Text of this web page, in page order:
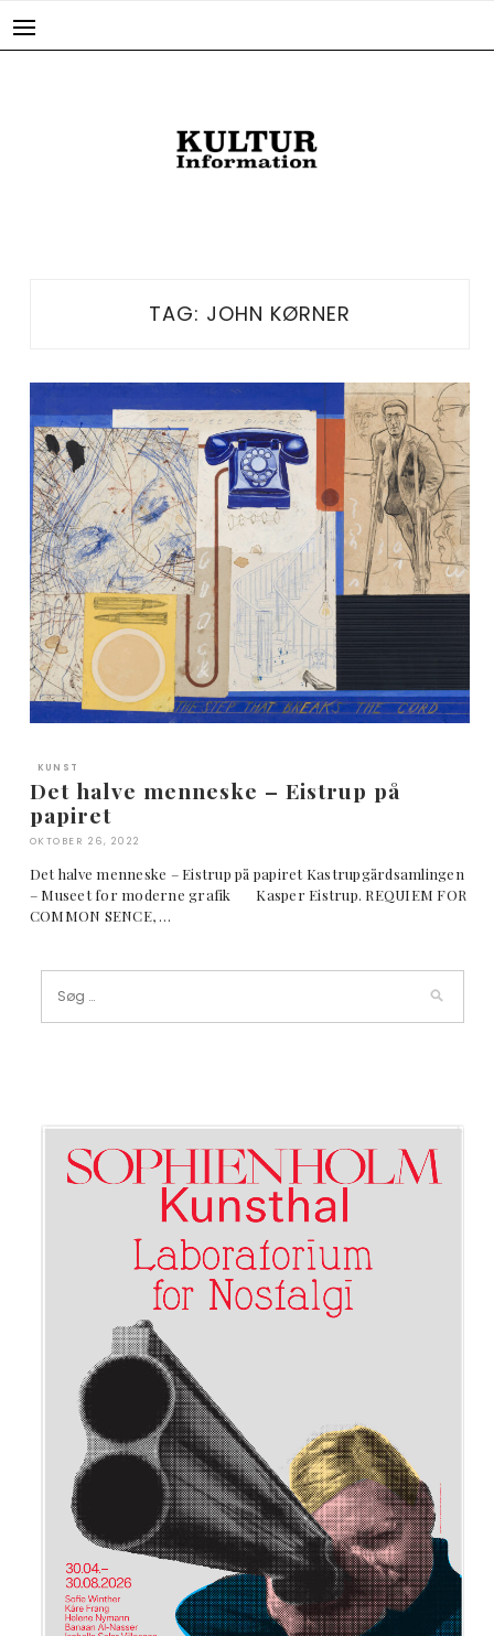
TAG: JOHN KØRNER
KUNST
Det halve menneske – Eistrup på
papiret
OKTOBER 26, 2022
Det halve menneske – Eistrup på papiret Kastrupgårdsamlingen
– Museet for moderne grafik Kasper Eistrup. REQUIEM FOR
COMMON SENCE, …